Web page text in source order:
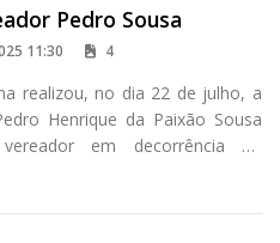
Pedro Sousa
11:30 4
realizou, no dia 22 de julho, a
Henrique da Paixão Sousa
em decorrência do